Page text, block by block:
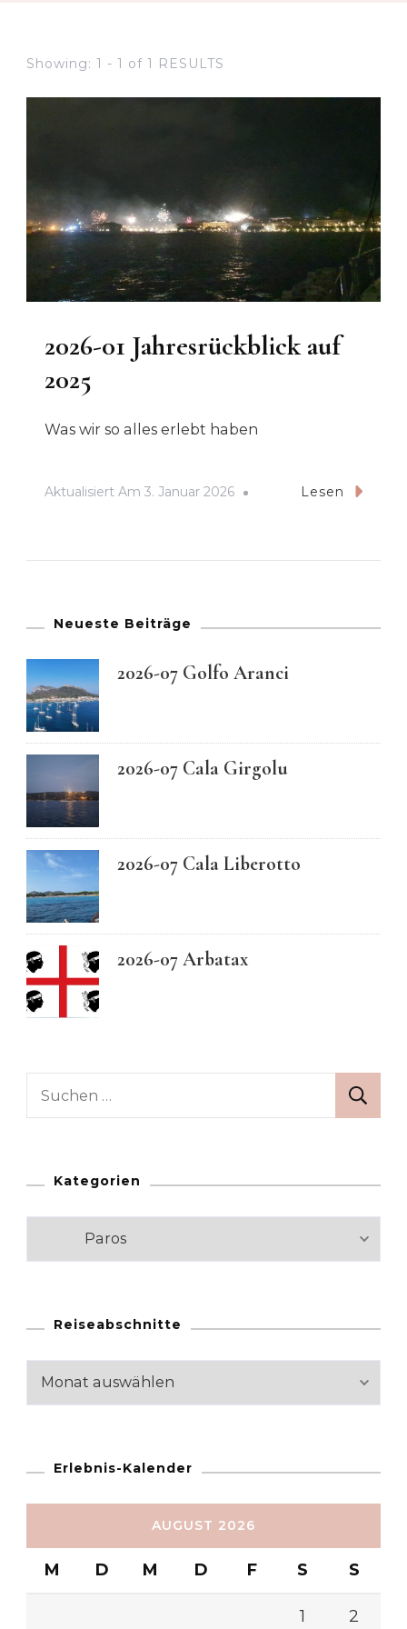
Showing: 1 - 1 of 1 RESULTS
2026-01 Jahresrückblick auf
2025
Was wir so alles erlebt haben
Aktualisiert Am 3. Januar 2026 Lesen
Neueste Beiträge
2026-07 Golfo Aranci
2026-07 Cala Girgolu
2026-07 Cala Liberotto
2026-07 Arbatax
Suchen
Kategorien
Kategorien
Reiseabschnitte
Reiseabschnitte
Erlebnis-Kalender
AUGUST 2026
M D M D F S S
1 2